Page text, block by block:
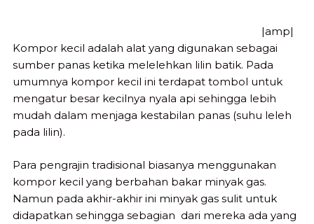
|amp|
Kompor kecil adalah alat yang digunakan sebagai
sumber panas ketika melelehkan lilin batik. Pada
umumnya kompor kecil ini terdapat tombol untuk
mengatur besar kecilnya nyala api sehingga lebih
mudah dalam menjaga kestabilan panas (suhu leleh
pada lilin).
Para pengrajin tradisional biasanya menggunakan
kompor kecil yang berbahan bakar minyak gas.
Namun pada akhir-akhir ini minyak gas sulit untuk
didapatkan sehingga sebagian dari mereka ada yang